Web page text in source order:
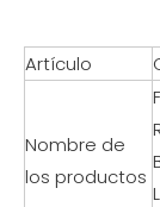
Artículo
Nombre de
los productos